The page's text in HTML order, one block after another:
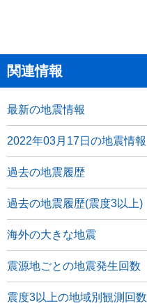
関連情報
最新の地震情報
2022年03月17日の地震情報
過去の地震履歴
過去の地震履歴(震度3以上)
海外の大きな地震
震源地ごとの地震発生回数
震度3以上の地域別観測回数